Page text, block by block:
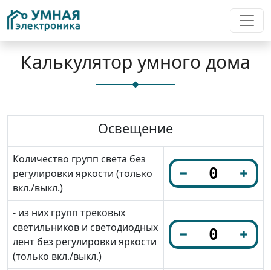
Калькулятор умного дома
Освещение
Количество групп света без
регулировки яркости (только
вкл./выкл.)
- из них групп трековых
светильников и светодиодных
лент без регулировки яркости
(только вкл./выкл.)